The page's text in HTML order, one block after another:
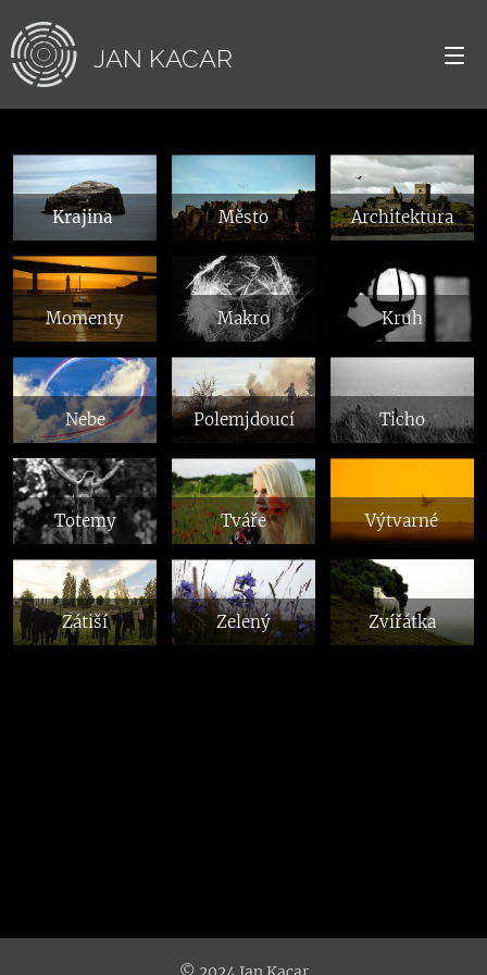
JAN KACAR
Krajina Město Architektura
Momenty Makro Kruh
Nebe Polemjdoucí Ticho
Totemy Tváře Výtvarné
Zátiší Zelený Zvířátka